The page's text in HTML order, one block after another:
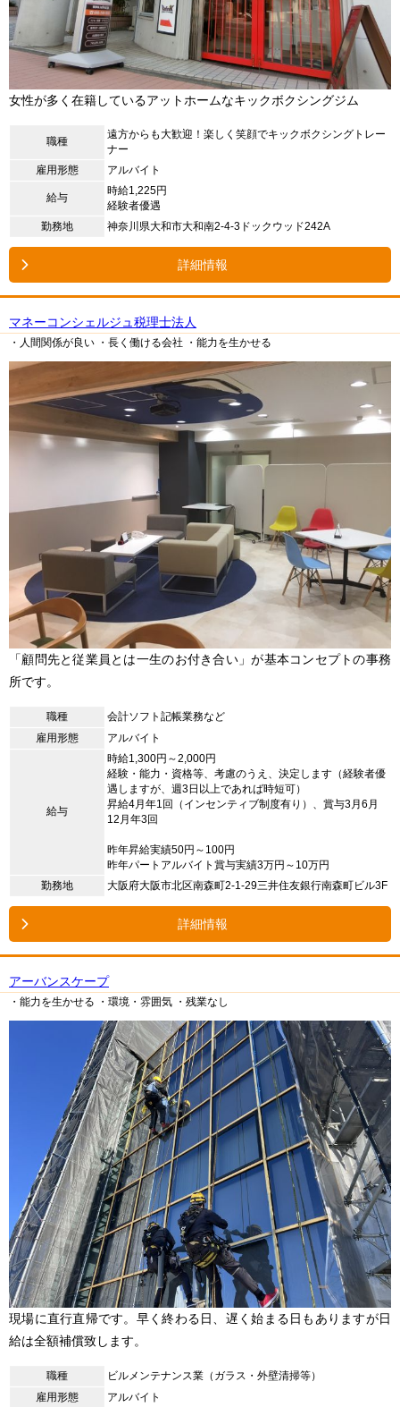
女性が多く在籍しているアットホームなキックボクシングジム
職種
遠方からも大歓迎！楽しく笑顔でキックボクシングトレー
ナー
雇用形態
アルバイト
給与
時給1,225円
経験者優遇
勤務地
神奈川県大和市大和南2-4-3ドックウッド242A
詳細情報
マネーコンシェルジュ税理士法人
・人間関係が良い ・長く働ける会社 ・能力を生かせる
「顧問先と従業員とは一生のお付き合い」が基本コンセプトの事務
所です。
職種
会計ソフト記帳業務など
雇用形態
アルバイト
給与
時給1,300円～2,000円
経験・能力・資格等、考慮のうえ、決定します（経験者優
遇しますが、週3日以上であれば時短可）
昇給4月年1回（インセンティブ制度有り）、賞与3月6月
12月年3回
昨年昇給実績50円～100円
昨年パートアルバイト賞与実績3万円～10万円
勤務地
大阪府大阪市北区南森町2-1-29三井住友銀行南森町ビル3F
詳細情報
アーバンスケープ
・能力を生かせる ・環境・雰囲気 ・残業なし
現場に直行直帰です。早く終わる日、遅く始まる日もありますが日
給は全額補償致します。
職種
ビルメンテナンス業（ガラス・外壁清掃等）
雇用形態
アルバイト